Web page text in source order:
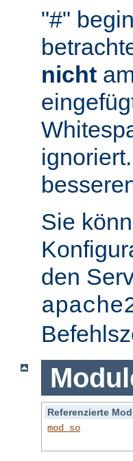
"#"
nicht
Sie
den
Referenzierte
mod_so